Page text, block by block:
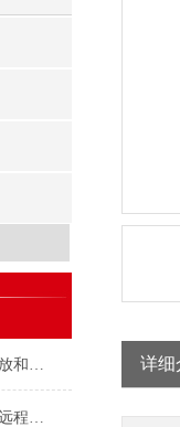
确保危化品储存柜的气体排放和通风效果
特气柜的自动化管理系统与远程监控功能介绍
详细